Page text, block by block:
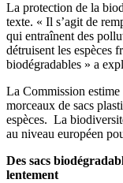
La protection de la
texte. « Il s’agit de
qui entraînent des
détruisent les espèces
biodégradables » a
La Commission estime
morceaux de sacs
espèces. La
au niveau européen
Des sacs
lentement